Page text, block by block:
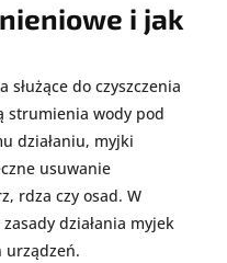
i jak
służące do czyszczenia
strumienia wody pod
działaniu, myjki
usuwanie
rdza czy osad. W
działania myjek
urządzeń.